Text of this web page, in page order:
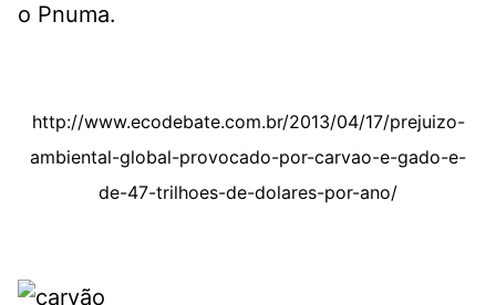
o Pnuma.
http://www.ecodebate.com.br/2013/04/17/prejuizo-
ambiental-global-provocado-por-carvao-e-gado-e-
de-47-trilhoes-de-dolares-por-ano/